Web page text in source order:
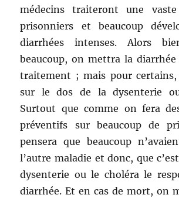
médecins traiteront une
prisonniers et beaucoup
diarrhées intenses. Alors
beaucoup, on mettra la
traitement ; mais pour
sur le dos de la dysenterie
Surtout que comme on fera
préventifs sur beaucoup de
pensera que beaucoup
l’autre maladie et donc, que
dysenterie ou le choléra le
diarrhée. Et en cas de mort, on